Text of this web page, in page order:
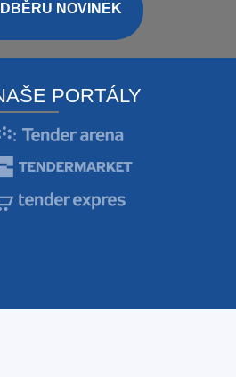
NOVINEK
PORTÁLY